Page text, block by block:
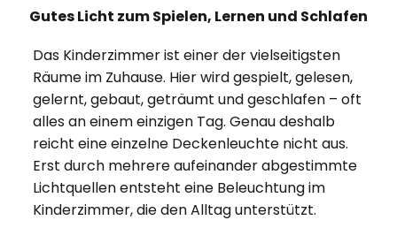
Gutes Licht zum Spielen, Lernen und Schlafen
Das Kinderzimmer ist einer der vielseitigsten
Räume im Zuhause. Hier wird gespielt, gelesen,
gelernt, gebaut, geträumt und geschlafen – oft
alles an einem einzigen Tag. Genau deshalb
reicht eine einzelne Deckenleuchte nicht aus.
Erst durch mehrere aufeinander abgestimmte
Lichtquellen entsteht eine Beleuchtung im
Kinderzimmer, die den Alltag unterstützt.